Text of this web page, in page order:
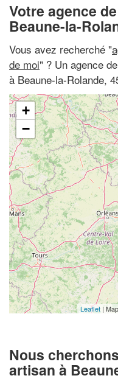
Votre agence
Beaune-la-
Vous avez recherché "
de moi" ? Un agence
à Beaune-la-Rolande,
+
−
Leaflet |
Nous
artisan à